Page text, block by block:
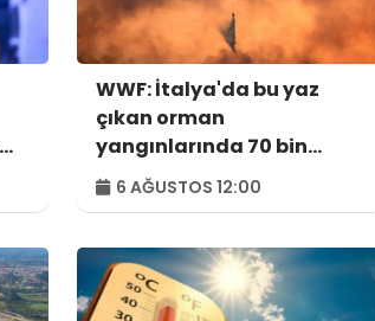
WWF: İtalya'da bu yaz
çıkan orman
yangınlarında 70 bin
hektar alan kül oldu
6 AĞUSTOS 12:00